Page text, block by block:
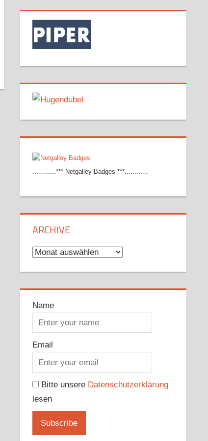
............*** Netgalley Badges ***............
ARCHIVE
Archive
Name
Email
Bitte unsere Datenschutzerklärung
lesen